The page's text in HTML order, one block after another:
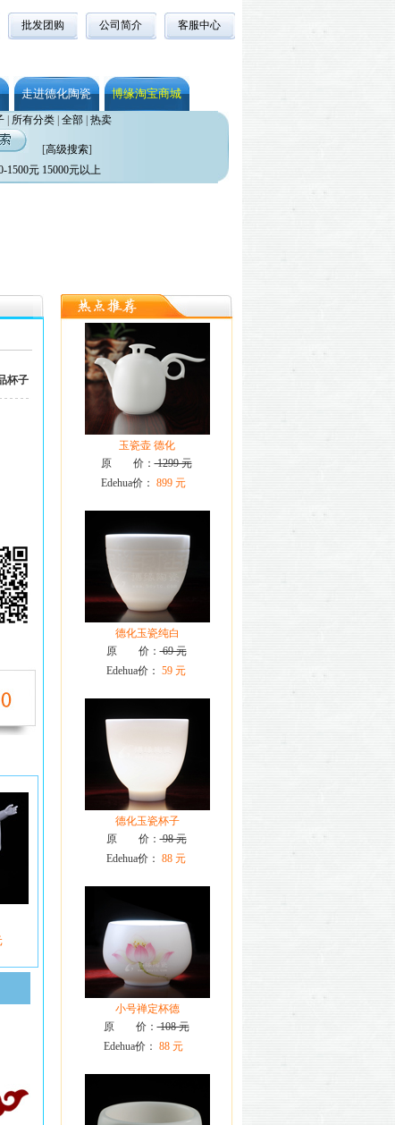
批发团购 公司简介 客服中心
走进德化陶瓷 博缘淘宝商城
| 所有分类| 全部| 热卖
[高级搜索]
1500元 15000元以上
杯子
玉瓷壶 德化
原 价：1299 元
Edehua价： 899 元
德化玉瓷纯白
原 价：69 元
Edehua价： 59 元
德化玉瓷杯子
原 价：98 元
Edehua价： 88 元
小号禅定杯德
原 价：108 元
Edehua价： 88 元